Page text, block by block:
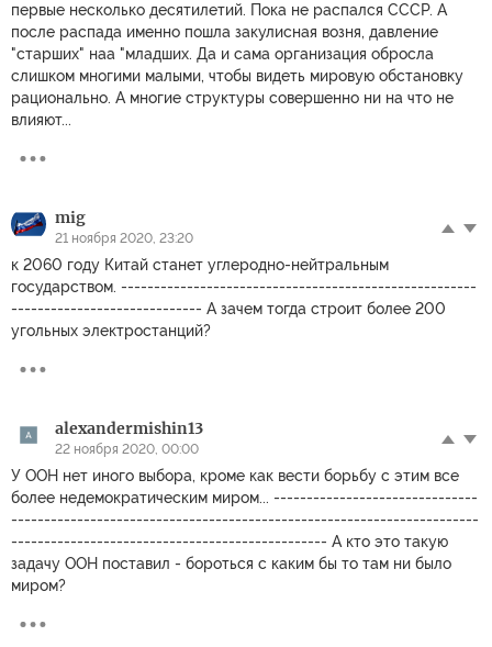
первые несколько десятилетий. Пока не распался СССР. А
после распада именно пошла закулисная возня, давление
"старших" наа "младших. Да и сама организация обросла
слишком многими малыми, чтобы видеть мировую обстановку
рационально. А многие структуры совершенно ни на что не
влияют...
mig
21 ноября 2020, 23:20
к 2060 году Китай станет углеродно-нейтральным
государством. ------------------------------------------------------
----------------------------- А зачем тогда строит более 200
угольных электростанций?
alexandermishin13
22 ноября 2020, 00:00
У ООН нет иного выбора, кроме как вести борьбу с этим все
более недемократическим миром... -------------------------------
-----------------------------------------------------------------------
------------------------------------------------ А кто это такую
задачу ООН поставил - бороться с каким бы то там ни было
миром?